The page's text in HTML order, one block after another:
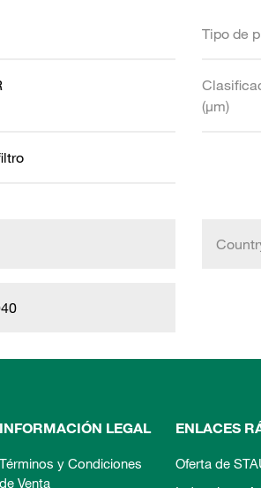
Tipo de
(µm)
INFORMACIÓN LEGAL
Términos y Condiciones
de Venta
ENLACES
Oferta de